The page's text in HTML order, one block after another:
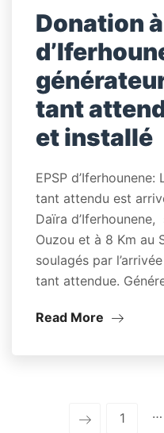
Donation à
tant
et installé
EPSP
tant attendu est
Daïra
Ouzou et à 8 Km au
soulagés par
tant attendue.
Read More
1 …